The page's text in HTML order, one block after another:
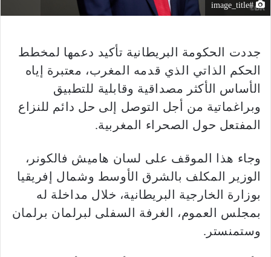
#image_title
جددت الحكومة البريطانية تأكيد دعمها لمخطط
الحكم الذاتي الذي قدمه المغرب، معتبرة إياه
الأساس الأكثر مصداقية وقابلية للتطبيق
وبراغماتية من أجل التوصل إلى حل دائم للنزاع
المفتعل حول الصحراء المغربية.
وجاء هذا الموقف على لسان هاميش فالكونر،
الوزير المكلف بالشرق الأوسط وشمال إفريقيا
بوزارة الخارجية البريطانية، خلال مداخلة له
بمجلس العموم، الغرفة السفلى لبرلمان برلمان
وستمنستر.